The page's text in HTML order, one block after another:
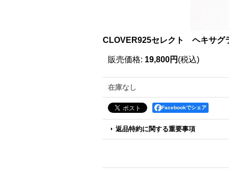
CLOVER925セレクト ヘキサ
販売価格: 19,800円 (税込)
在庫なし
Facebookでシェア
返品特約に関する重要事項